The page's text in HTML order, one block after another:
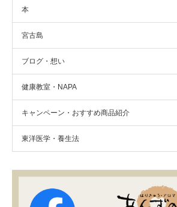
本
宮古島
ブログ・想い
健康教室・NAPA
キャンペーン・おすすめ商品紹介
東洋医学・養生法